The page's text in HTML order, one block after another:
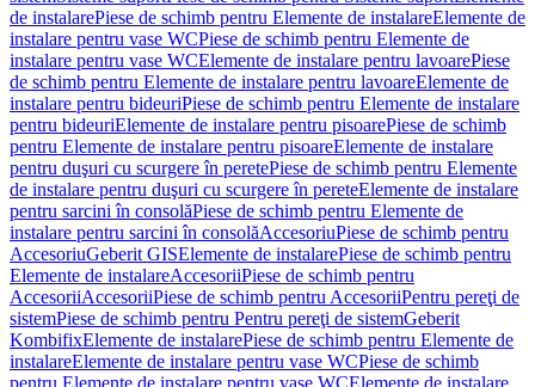
de instalarePiese de schimb pentru Elemente de instalareElemente de
instalare pentru vase WCPiese de schimb pentru Elemente de
instalare pentru vase WCElemente de instalare pentru lavoarePiese
de schimb pentru Elemente de instalare pentru lavoareElemente de
instalare pentru bideuriPiese de schimb pentru Elemente de instalare
pentru bideuriElemente de instalare pentru pisoarePiese de schimb
pentru Elemente de instalare pentru pisoareElemente de instalare
pentru duşuri cu scurgere în peretePiese de schimb pentru Elemente
de instalare pentru duşuri cu scurgere în pereteElemente de instalare
pentru sarcini în consolăPiese de schimb pentru Elemente de
instalare pentru sarcini în consolăAccesoriuPiese de schimb pentru
AccesoriuGeberit GISElemente de instalarePiese de schimb pentru
Elemente de instalareAccesoriiPiese de schimb pentru
AccesoriiAccesoriiPiese de schimb pentru AccesoriiPentru pereţi de
sistemPiese de schimb pentru Pentru pereţi de sistemGeberit
KombifixElemente de instalarePiese de schimb pentru Elemente de
instalareElemente de instalare pentru vase WCPiese de schimb
pentru Elemente de instalare pentru vase WCElemente de instalare